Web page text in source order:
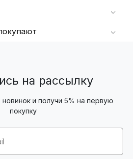
на рассылку
и получи 5% на первую
покупку